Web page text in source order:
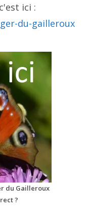
ici :
du-gailleroux
du Gailleroux
?